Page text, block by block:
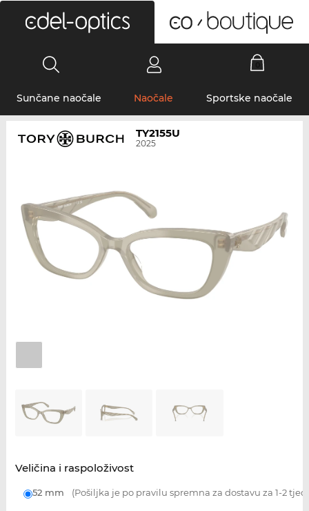
Sunčane naočale Naočale Sportske naočale
TY2155U
2025
Veličina i raspoloživost
52 mm (Pošiljka je po pravilu spremna za dostavu za 1-2